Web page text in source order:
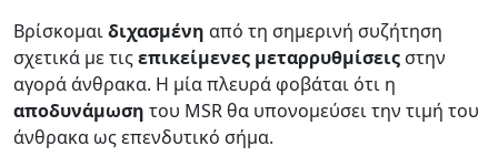
Βρίσκομαιδιχασμένη από τη σημερινή συζήτηση
σχετικά με τιςεπικείμενες μεταρρυθμίσεις στην
αγορά άνθρακα. Η μία πλευρά φοβάται ότι η
αποδυνάμωση του MSR θα υπονομεύσει την τιμή του
άνθρακα ως επενδυτικό σήμα.